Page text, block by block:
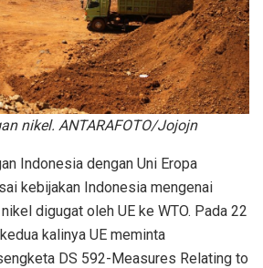
nikel. ANTARAFOTO/Jojojn
Indonesia dengan Uni Eropa
kebijakan Indonesia mengenai
digugat oleh UE ke WTO. Pada 22
kalinya UE meminta
DS 592-Measures Relating to